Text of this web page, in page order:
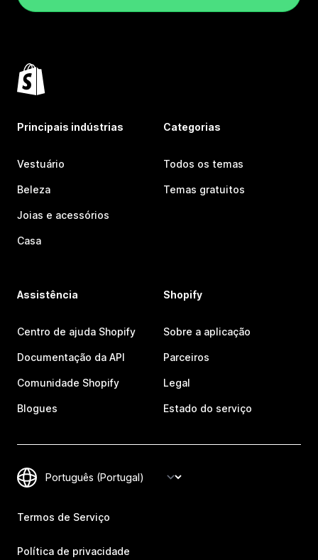
Principais indústrias
Vestuário
Beleza
Joias e acessórios
Casa
Categorias
Todos os temas
Temas gratuitos
Assistência
Centro de ajuda Shopify
Documentação da API
Comunidade Shopify
Blogues
Shopify
Sobre a aplicação
Parceiros
Legal
Estado do serviço
Termos de Serviço
Política de privacidade